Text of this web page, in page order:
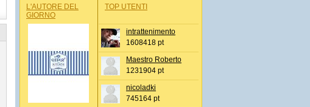
L'AUTORE DEL
GIORNO
TOP UTENTI
intrattenimento
1608418 pt
Maestro Roberto
1231904 pt
nicoladki
745164 pt